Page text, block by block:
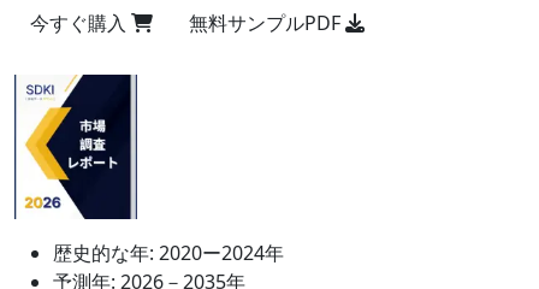
今すぐ購入
無料サンプルPDF
歴史的な年: 2020ー2024年
予測年: 2026－2035年